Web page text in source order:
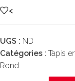
<
UGS : ND
Catégories : Tapis
Rond